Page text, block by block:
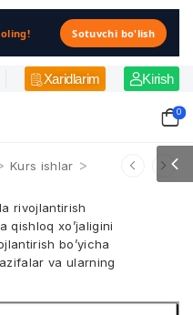
Sotuvchi bo'lish
Xaridlarim Kirish
0
Kurs ishlar >
rivojlantirish
qishloq xo’jaligini
bo’yicha
va ularning